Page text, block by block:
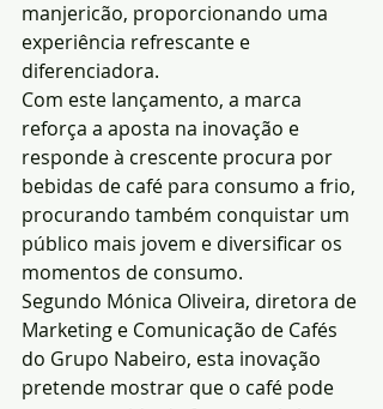
manjericão, proporcionando uma
experiência refrescante e
diferenciadora.
Com este lançamento, a marca
reforça a aposta na inovação e
responde à crescente procura por
bebidas de café para consumo a frio,
procurando também conquistar um
público mais jovem e diversificar os
momentos de consumo.
Segundo Mónica Oliveira, diretora de
Marketing e Comunicação de Cafés
do Grupo Nabeiro, esta inovação
pretende mostrar que o café pode